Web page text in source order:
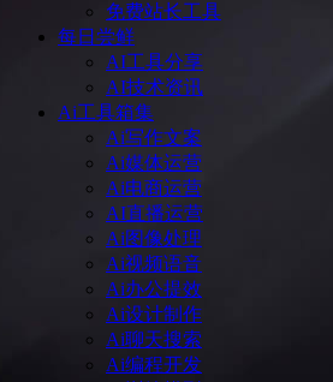
免费站长工具
每日尝鲜
AI工具分享
AI技术资讯
Ai工具箱集
Ai写作文案
Ai媒体运营
Ai电商运营
AI直播运营
Ai图像处理
Ai视频语音
Ai办公提效
Ai设计制作
Ai聊天搜索
Ai编程开发